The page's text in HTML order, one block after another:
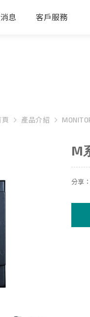
息 客戶服務
頁 產品介紹
M
分享：